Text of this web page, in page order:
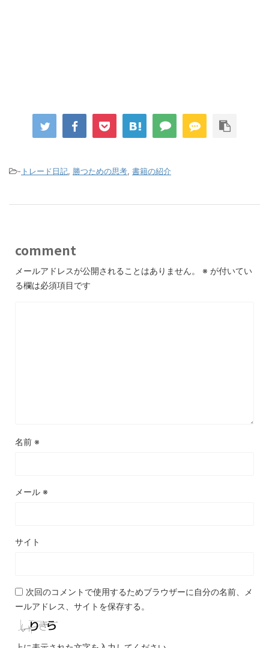
- トレード日記, 勝つための思考, 書籍の紹介
comment
メールアドレスが公開されることはありません。 ※ が付いてい
る欄は必須項目です
名前 ※
メール ※
サイト
次回のコメントで使用するためブラウザーに自分の名前、メ
ールアドレス、サイトを保存する。